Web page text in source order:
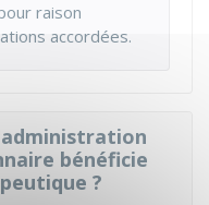
raison
accordées.
bénéficie
?